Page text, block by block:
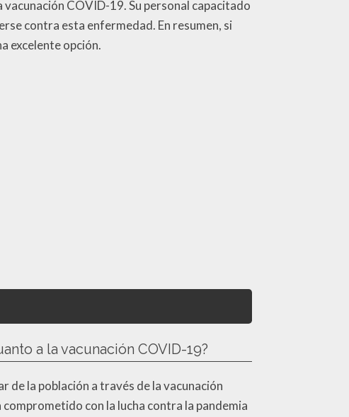
COVID-19. Su personal capacitado
contra esta enfermedad. En resumen, si
excelente opción.
a la vacunación COVID-19?
de la población a través de la vacunación
con la lucha contra la pandemia